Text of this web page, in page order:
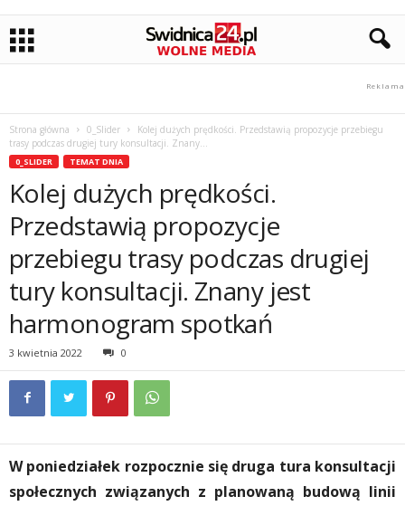
Strona główna 0_Slider
Kolej dużych prędkości. Przedstawią propozycje przebiegu
trasy podczas drugiej tury konsultacji. Znany...
0_SLIDER TEMAT DNIA
Kolej dużych prędkości.
Przedstawią propozycje
przebiegu trasy podczas drugiej
tury konsultacji. Znany jest
harmonogram spotkań
3 kwietnia 2022 0
W poniedziałek rozpocznie się druga tura konsultacji
społecznych związanych z planowaną budową linii